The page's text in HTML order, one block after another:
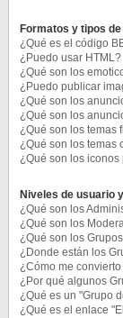
Formatos y tipos
¿Qué es el código
¿Puedo usar HTML?
¿Qué son los
¿Puedo publicar
¿Qué son los
¿Qué son los
¿Qué son los temas
¿Qué son los temas
¿Qué son los iconos
Niveles de usuario
¿Qué son los
¿Qué son los
¿Qué son los
¿Donde están los
¿Cómo me
¿Por qué algunos
¿Qué es un "Grupo
¿Qué es el enlace